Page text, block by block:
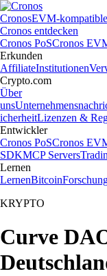
CronosEVM-
Cronos entdecken
Cronos PoSCronos
Erkunden
AffiliateInstitutionen
Crypto.com
Über
uns
icherheitLizenzen &
Entwickler
Cronos PoSCronos
SDKMCP Servers
Lernen
LernenBitcoin
KRYPTO
Curve